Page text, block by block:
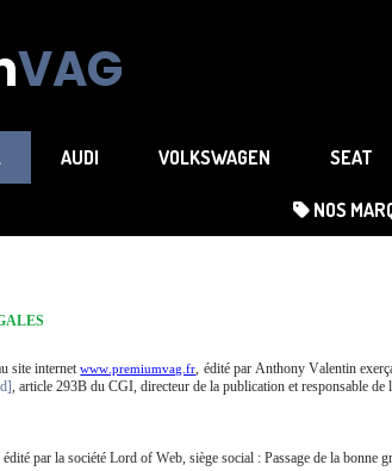
VAG
AUDI VOLKSWAGEN SEAT
NOS
site internetwww.premiumvag.fr , édité par Anthony Valentin
, article 293B du CGI, directeur de la publication et responsable
, édité par la société Lord of Web, siège social : Passage de la bonne